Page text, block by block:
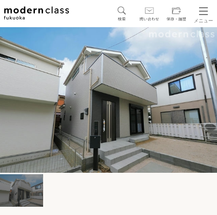
メニュー
SEARCH
地図から探す 駅・路線から探す
人気エリアから探す
アクセスランキング